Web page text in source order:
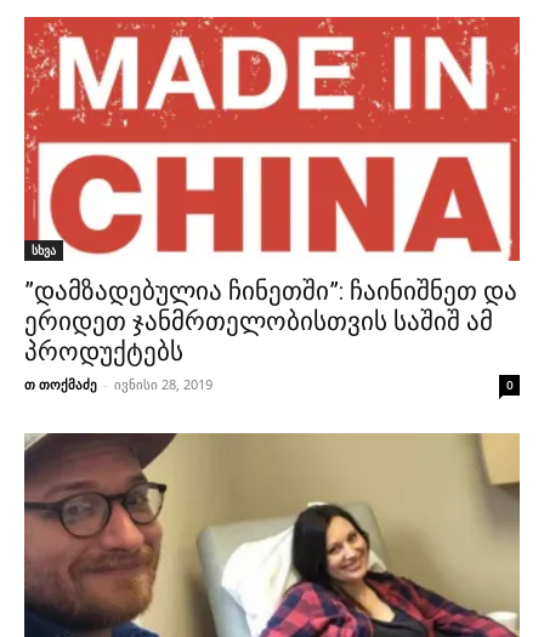
სხვა
”დამზადებულია ჩინეთში”: ჩაინიშნეთ და
ერიდეთ ჯანმრთელობისთვის საშიშ ამ
პროდუქტებს
თ თოქმაძე - ივნისი 28, 2019 0